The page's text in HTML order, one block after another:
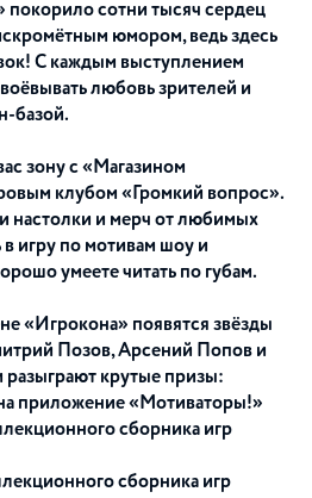
сотни тысяч сердец
юмором, ведь здесь
С каждым выступлением
любовь зрителей и
базой.
зону с «Магазином
клубом «Громкий вопрос».
настолки и мерч от любимых
игру по мотивам шоу и
умеете читать по губам.
«Игрокона» появятся звёзды
Позов, Арсений Попов и
крутые призы:
приложение «Мотиваторы!»
сборника игр
сборника игр